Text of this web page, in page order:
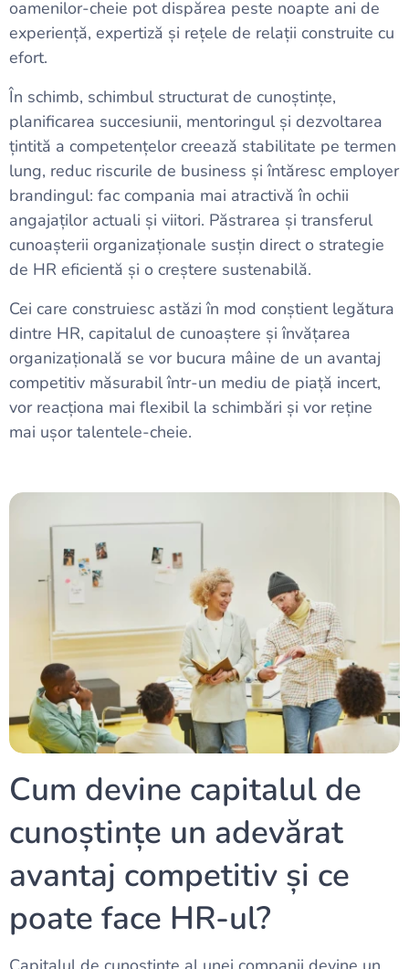
oamenilor-cheie pot dispărea peste noapte ani de
experiență, expertiză și rețele de relații construite cu
efort.
În schimb, schimbul structurat de cunoștințe,
planificarea succesiunii, mentoringul și dezvoltarea
țintită a competențelor creează stabilitate pe termen
lung, reduc riscurile de business și întăresc employer
brandingul: fac compania mai atractivă în ochii
angajaților actuali și viitori. Păstrarea și transferul
cunoașterii organizaționale susțin direct o strategie
de HR eficientă și o creștere sustenabilă.
Cei care construiesc astăzi în mod conștient legătura
dintre HR, capitalul de cunoaștere și învățarea
organizațională se vor bucura mâine de un avantaj
competitiv măsurabil într-un mediu de piață incert,
vor reacționa mai flexibil la schimbări și vor reține
mai ușor talentele-cheie.
Cum devine capitalul de
cunoștințe un adevărat
avantaj competitiv și ce
poate face HR-ul?